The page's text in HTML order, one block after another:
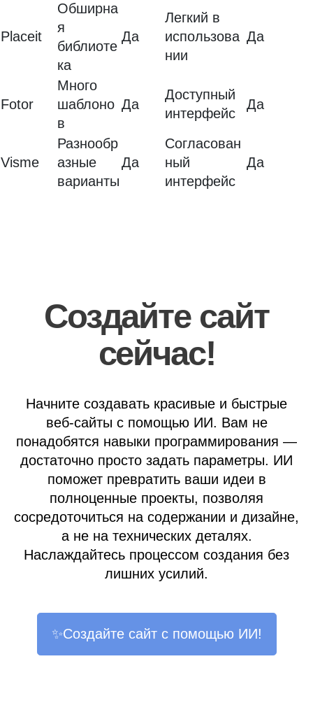
Placeit
Обширна
я
библиоте
ка
Да
Легкий в
использова
нии
Да
Fotor
Много
шаблоно
в
Да
Доступный
интерфейс
Да
Visme
Разнообр
азные
варианты
Да
Согласован
ный
интерфейс
Да
Создайте сайт
сейчас!
Начните создавать красивые и быстрые
веб-сайты с помощью ИИ. Вам не
понадобятся навыки программирования —
достаточно просто задать параметры. ИИ
поможет превратить ваши идеи в
полноценные проекты, позволяя
сосредоточиться на содержании и дизайне,
а не на технических деталях.
Наслаждайтесь процессом создания без
лишних усилий.
✨Создайте сайт с помощью ИИ!